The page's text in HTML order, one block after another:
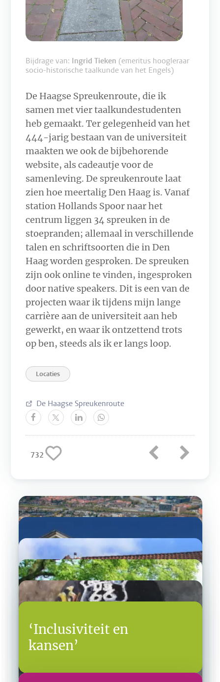
Bijdrage van: Ingrid Tieken (emeritus hoogleraar
socio-historische taalkunde van het Engels)
De Haagse Spreukenroute, die ik
samen met vier taalkundestudenten
heb gemaakt. Ter gelegenheid van het
444-jarig bestaan van de universiteit
maakten we ook de bijbehorende
website, als cadeautje voor de
samenleving. De spreukenroute laat
zien hoe meertalig Den Haag is. Vanaf
station Hollands Spoor naar het
centrum liggen 34 spreuken in de
stoepranden; allemaal in verschillende
talen en schriftsoorten die in Den
Haag worden gesproken. De spreuken
zijn ook online te vinden, ingesproken
door native speakers. Dit is een van de
projecten waar ik tijdens mijn lange
carrière aan de universiteit aan heb
gewerkt, en waar ik ontzettend trots
op ben, steeds als ik er langs loop.
Locaties
De Haagse Spreukenroute
732
De stad als campus
‘Inclusiviteit en
kansen’